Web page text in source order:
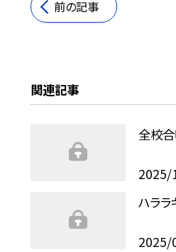
前の記事
関連記事
全校
2025/
ハラ
2025/